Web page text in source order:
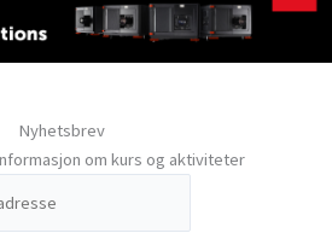
Nyhetsbrev
om kurs og aktiviteter